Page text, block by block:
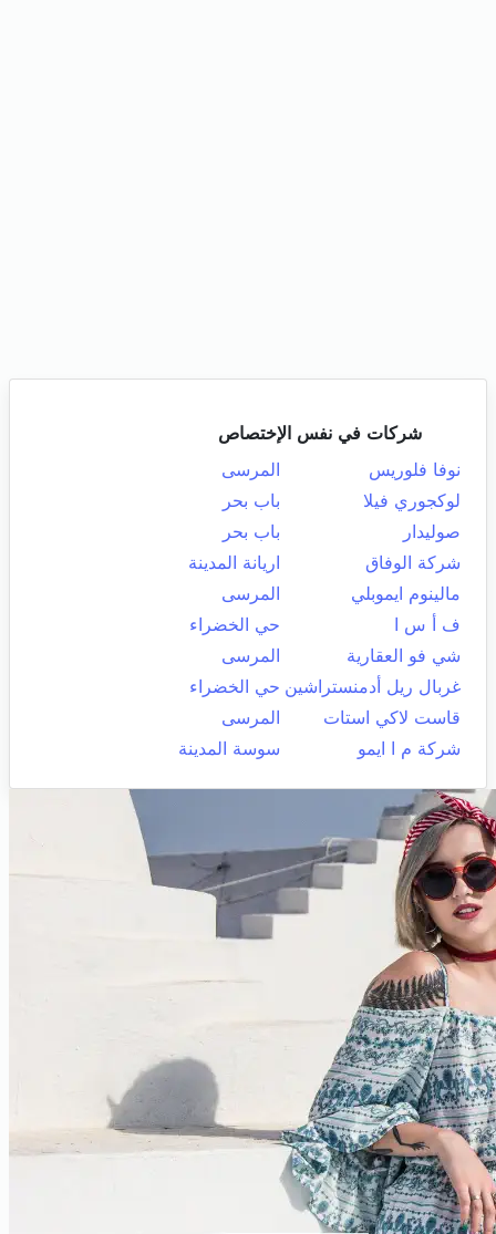
شركات في نفس الإختصاص
نوفا فلوريس
المرسى
لوكجوري فيلا
باب بحر
صوليدار
باب بحر
شركة الوفاق
اريانة المدينة
مالينوم ايموبلي
المرسى
ف أ س ا
حي الخضراء
شي فو العقارية
المرسى
غربال ريل أدمنستراشين حي الخضراء
قاست لاكي استات
المرسى
شركة م ا ايمو
سوسة المدينة